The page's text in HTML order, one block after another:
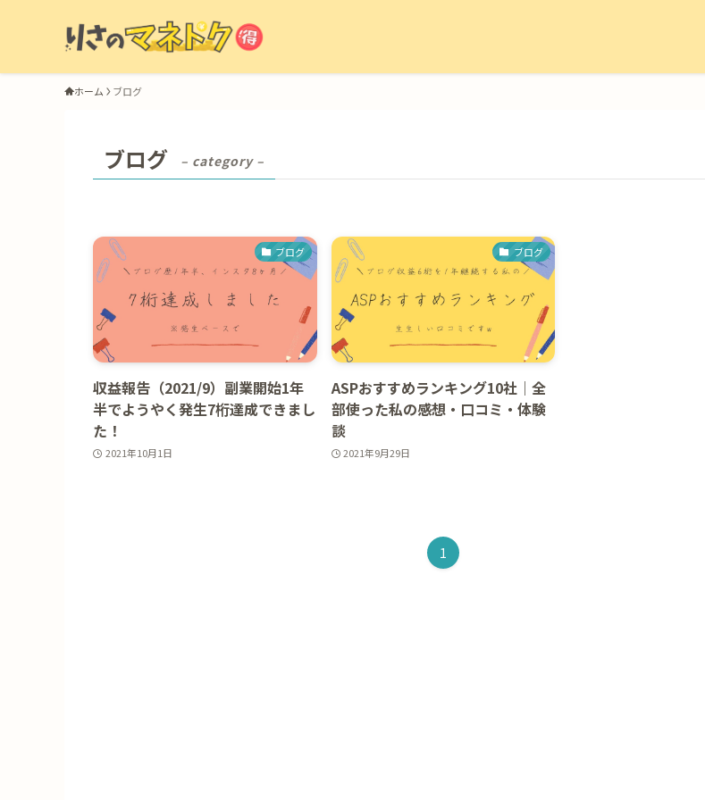
ホーム ブログ
ブログ – category –
ブログ
収益報告（2021/9）副業開始1年
半でようやく発生7桁達成できまし
た！
2021年10月1日
ブログ
ASPおすすめランキング10社｜全
部使った私の感想・口コミ・体験
談
2021年9月29日
1